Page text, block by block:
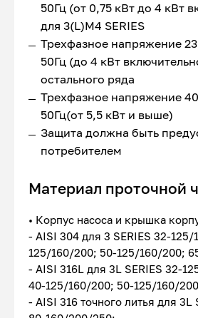
50Гц (от 0,75 кВт до 4 кВт
для 3(L)M4 SERIES
Трехфазное напряжение
50Гц (до 4 кВт
остального ряда
Трехфазное напряжение
50Гц(от 5,5 кВт и выше)
Защита должна быть
потребителем
Материал проточной
• Корпус насоса и крышка
- AISI 304 для 3 SERIES 32-
125/160/200; 50-125/160/200;
- AISI 316L для 3L SERIES 32-
40-125/160/200; 50-125/160/
- AISI 316 точного литья для 3L